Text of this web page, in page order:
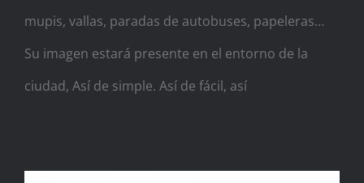
mupis, vallas, paradas de autobuses, papeleras…
Su imagen estará presente en el entorno de la
ciudad, Así de simple. Así de fácil, así